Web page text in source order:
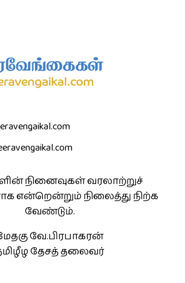
நினைவுகள் வரலாற்றுச்
என்றென்றும் நிலைத்து நிற்க
வேண்டும்.
வே.பிரபாகரன்
தேசத் தலைவர்